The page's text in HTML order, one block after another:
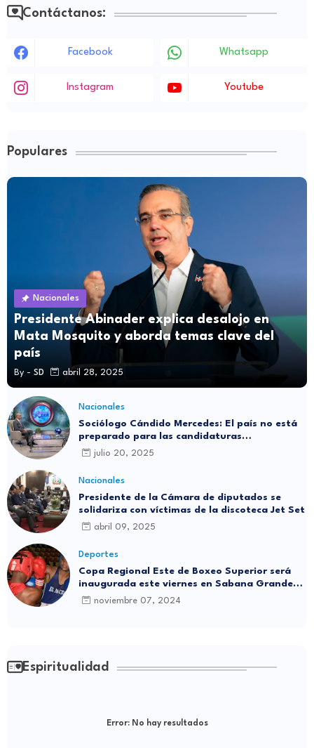
Contáctanos:
Facebook Whatsapp
Instagram Youtube
Populares
Nacionales
Presidente Abinader explica desalojo en
Mata Mosquito y aborda temas clave del
país
By - SD abril 28, 2025
Nacionales
Sociólogo Cándido Mercedes: El país no está
preparado para las candidaturas
independientes
julio 20, 2025
Nacionales
Presidente de la Cámara de diputados se
solidariza con víctimas de la discoteca Jet Set
abril 09, 2025
Deportes
Copa Regional Este de Boxeo Superior será
inaugurada este viernes en Sabana Grande
de Boyá
noviembre 07, 2024
Espiritualidad
Error:No hay resultados